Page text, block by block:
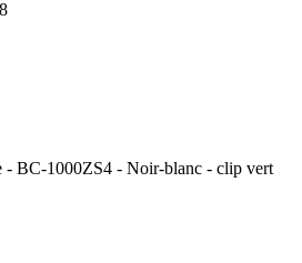
BC-1000ZS4 - Noir-blanc - clip vert